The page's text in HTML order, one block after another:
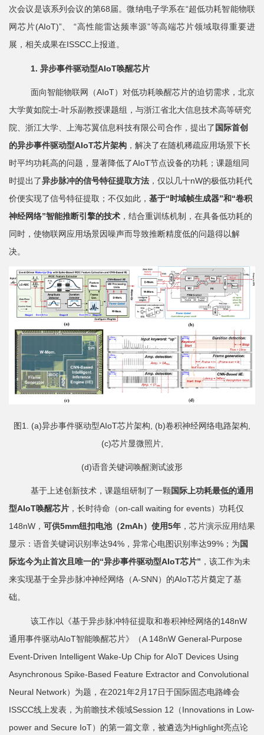
系
所
资
队
科
学
思
政
人
培
台
基
地
学
生
作
贤
次会议是该系列会议的第68届。微纳电子学系在“超低功耗智能物联
网芯片(AIoT)”、 “高性能雷达频率源”等高端芯片领域取得重要进
展，相关成果在ISSCC上报道。
1.异步事件驱动型AIoT唤醒芯片
面向智能物联网（AIoT）对低功耗唤醒芯片的迫切需求，北京
大学黄如院士-叶乐副教授课题组，与浙江省北大信息技术高等研究
院、浙江大学、上海芯翼信息科技有限公司合作，提出了 国际首创
的异步事件驱动型AIoT芯片架构 ，解决了在随机稀疏应用场景下长
时平均功耗高的问题，显著降低了AIoT节点设备的功耗；课题组同
时提出了异步脉冲的信号特征提取方法 ，仅以几十nW的极低功耗代
价便实现了信号特征提取；不仅如此， 基于“时域帧生成器”和“卷积
神经网络”智能推断引擎的技术 ，结合重训练机制，在具备低功耗的
同时，使物联网应用场景因噪声而导致推断精度低的问题得以解
决。
图1. (a)异步事件驱动型AIoT芯片架构, (b)卷积神经网络电路架构,
(c)芯片显微照片,
(d)语音关键词唤醒测试波形
基于上述创新技术，课题组研制了一颗国际上功耗最低的通用
型AIoT唤醒芯片 ，长时待命（on-call waiting for events）功耗仅
148nW， 可供5mm纽扣电池（2mAh）使用5年 ，芯片演示应用结果
显示：语音关键词识别率达94%，异常心电图识别率达99%；为国
际迄今为止首次且唯一的“异步事件驱动型AIoT芯片” ，该工作为未
来实现基于全异步脉冲神经网络（A-SNN）的AIoT芯片奠定了基
础。
该工作以《基于异步脉冲特征提取和卷积神经网络的148nW
通用事件驱动AIoT智能唤醒芯片》（A 148nW General-Purpose
Event-Driven Intelligent Wake-Up Chip for AIoT Devices Using
Asynchronous Spike-Based Feature Extractor and Convolutional
Neural Network）为题，在2021年2月17日于国际固态电路峰会
ISSCC线上发表，为前瞻技术领域Session 12（Innovations in Low-
power and Secure IoT）的第一篇文章，被遴选为Highlight亮点论